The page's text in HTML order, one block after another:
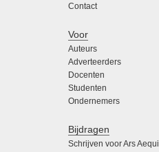
Contact
Voor
Auteurs
Adverteerders
Docenten
Studenten
Ondernemers
Bijdragen
Schrijven voor Ars Aequi